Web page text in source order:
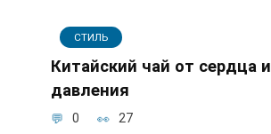
СТИЛЬ
Китайский чай от сердца и
давления
0 27